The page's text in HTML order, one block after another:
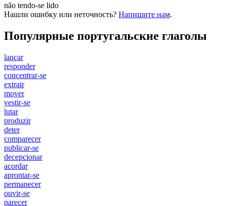
não tendo-se lido
Нашли ошибку или неточность? Напишите нам.
Популярные португальские глаголы
lançar
responder
concentrar-se
extrair
mover
vestir-se
lutar
produzir
deter
comparecer
publicar-se
decepcionar
acordar
aprontar-se
permanecer
ouvir-se
parecer